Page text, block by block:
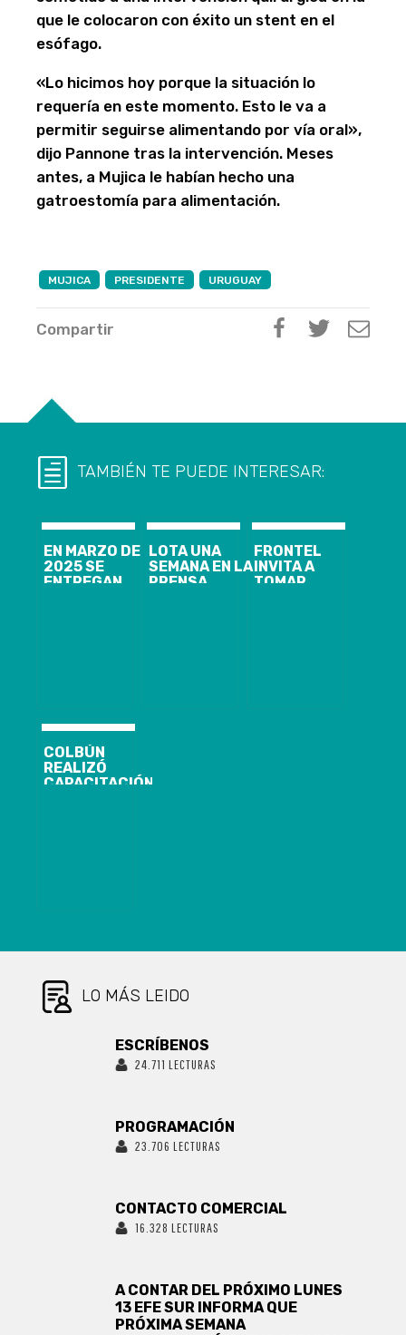
que le colocaron con éxito un stent en el
esófago.
«Lo hicimos hoy porque la situación lo
requería en este momento. Esto le va a
permitir seguirse alimentando por vía oral»,
dijo Pannone tras la intervención. Meses
antes, a Mujica le habían hecho una
gatroestomía para alimentación.
MUJICA PRESIDENTE URUGUAY
Compartir
TAMBIÉN TE PUEDE INTERESAR:
EN MARZO DE
2025 SE
ENTREGAN
LOTA UNA
SEMANA EN LA
PRENSA
FRONTEL
INVITA A
TOMAR
COLBÚN
REALIZÓ
CAPACITACIÓN
LO MÁS LEIDO
ESCRÍBENOS
24.711 LECTURAS
PROGRAMACIÓN
23.706 LECTURAS
CONTACTO COMERCIAL
16.328 LECTURAS
A CONTAR DEL PRÓXIMO LUNES
13 EFE SUR INFORMA QUE
PRÓXIMA SEMANA